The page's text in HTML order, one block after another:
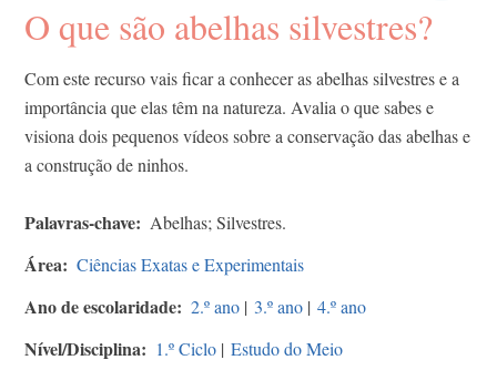
O que são abelhas silvestres?
Com este recurso vais ficar a conhecer as abelhas silvestres e a
importância que elas têm na natureza. Avalia o que sabes e
visiona dois pequenos vídeos sobre a conservação das abelhas e
a construção de ninhos.
Palavras-chave Abelhas; Silvestres.
Área Ciências Exatas e Experimentais
Ano de escolaridade 2.º ano | 3.º ano | 4.º ano
Nível/Disciplina 1.º Ciclo | Estudo do Meio